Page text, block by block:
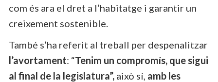
com és ara el dret a l’habitatge i garantir un
creixement sostenible.
També s’ha referit al treball per despenalitzar
l’avortament: “Tenim un compromís, que sigui
al final de la legislatura”, això sí, amb les